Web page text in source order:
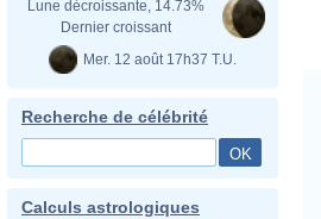
Lune décroissante, 14.73%
Dernier croissant
Mer. 12 août 17h37 T.U.
Recherche de célébrité
Calculs astrologiques